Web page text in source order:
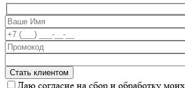
Даю согласие на сбор и обработку моих